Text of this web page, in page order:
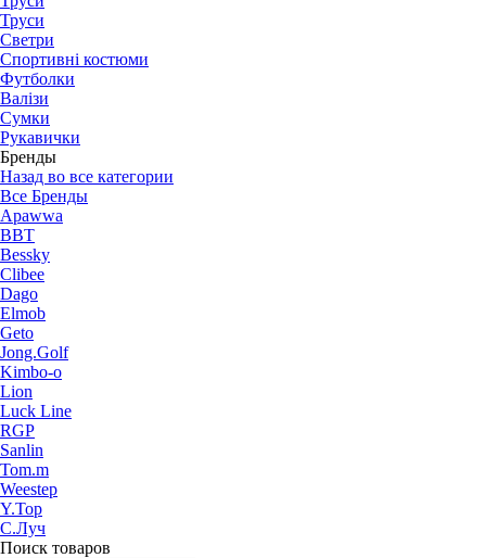
Труси
Светри
Спортивні костюми
Футболки
Валізи
Сумки
Рукавички
Бренды
Назад во все категории
Все Бренды
Apawwa
BBT
Bessky
Clibee
Dago
Elmob
Geto
Jong.Golf
Kimbo-o
Lion
Luck Line
RGP
Sanlin
Tom.m
Weestep
Y.Top
С.Луч
Поиск товаров